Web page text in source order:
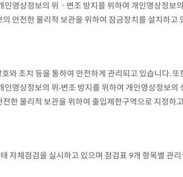
인영상정보의 위ㆍ변조 방지를 위하여 개인영상정보
안전한 물리적 보관을 위하여 잠금장치를 설치하고
와 조치 등을 통하여 안전하게 관리되고 있습니다.
영상정보의 위·변조 방지를 위하여 개인영상정보
한 물리적 보관을 위하여 출입제한구역으로 지정하
자체점검을 실시하고 있으며 점검표 9개 항목별 관